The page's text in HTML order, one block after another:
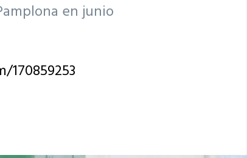
en junio